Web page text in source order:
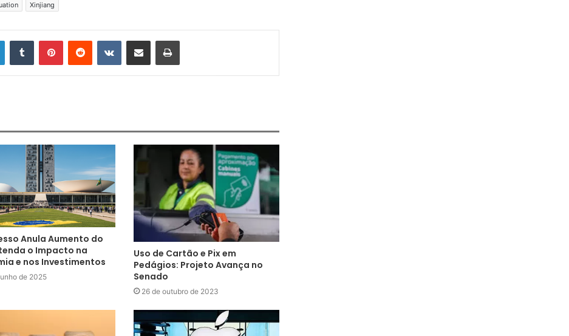
Xinjiang
Anula Aumento do
o Impacto na
e nos Investimentos
de 2025
Uso de Cartão e Pix em
Pedágios: Projeto Avança no
Senado
26 de outubro de 2023